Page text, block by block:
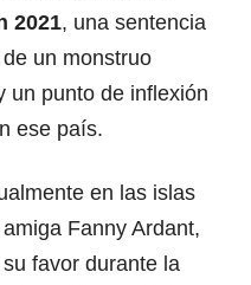
2021, una sentencia
un monstruo
un punto de inflexión
ese país.
en las islas
Fanny Ardant,
favor durante la